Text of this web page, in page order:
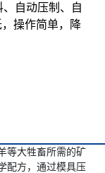
自动压制、自
操作简单，降
等大牲畜所需的矿
配方，通过模具压